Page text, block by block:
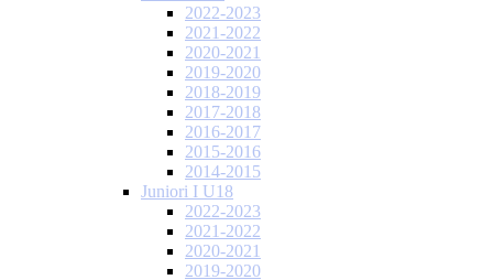
2022-2023
2021-2022
2020-2021
2019-2020
2018-2019
2017-2018
2016-2017
2015-2016
2014-2015
Juniori I U18
2022-2023
2021-2022
2020-2021
2019-2020